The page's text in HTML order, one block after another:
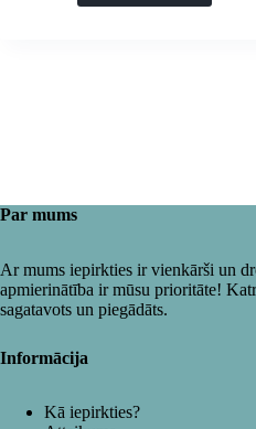
Par mums
Ar mums iepirkties ir vienkārši un
apmierinātība ir mūsu prioritāte!
sagatavots un piegādāts.
Informācija
Kā iepirkties?